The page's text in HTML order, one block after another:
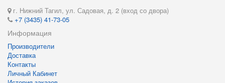
г. Нижний Тагил, ул. Садовая, д. 2 (вход со двора)
+7 (3435) 41-73-05
Информация
Производители
Доставка
Контакты
Личный Кабинет